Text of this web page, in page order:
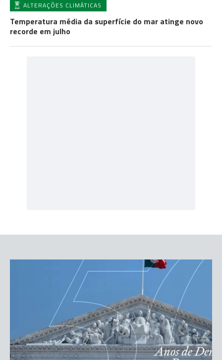
ALTERAÇÕES CLIMÁTICAS
Temperatura média da superfície do mar atinge novo
recorde em julho